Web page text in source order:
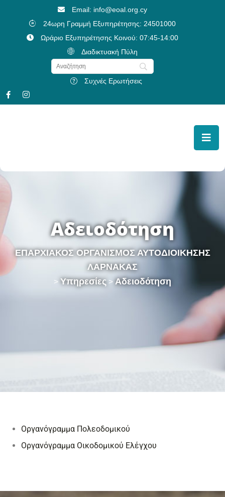
Email: info@eoal.org.cy
24ωρη Γραμμή Εξυπηρέτησης: 24501000
Ωράριο Εξυπηρέτησης Κοινού: 07:45-14:00
Διαδικτυακή Πύλη
Συχνές Ερωτήσεις
Αδειοδότηση
ΕΠΑΡΧΙΑΚΟΣ ΟΡΓΑΝΙΣΜΟΣ ΑΥΤΟΔΙΟΙΚΗΣΗΣ
ΛΑΡΝΑΚΑΣ
> Υπηρεσίες > Αδειοδότηση
Οργανόγραμμα Πολεοδομικού
Oργανόγραμμα Οικοδομικού Ελέγχου